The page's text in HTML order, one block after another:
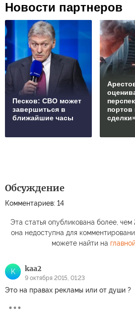
Новости партнеров
Песков: СВО может
завершиться в
ближайшие часы
портов
Обсуждение
Комментариев: 14
Эта статья опубликована более, чем
она недоступна для
можете найти на
K kaa2
9 октября 2015, 01:23
Это на правах рекламы или от души ?